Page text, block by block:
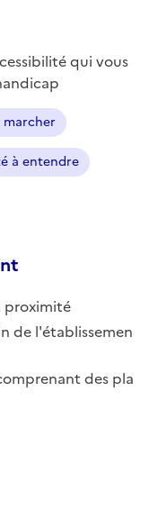
qui vous
à entendre
proximité
de l'établissemen
des pla